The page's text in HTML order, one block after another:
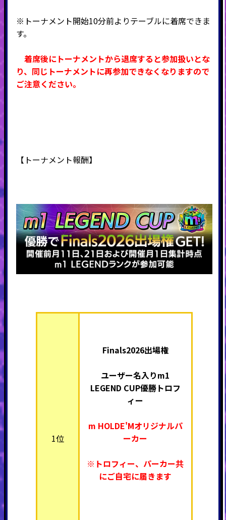
※トーナメント開始10分前よりテーブルに着席できま
す。
着席後にトーナメントから退席すると参加扱いとな
り、同じトーナメントに再参加できなくなりますので
ご注意ください。
【 トーナメント報酬】
1位
Finals2026出場権
ユーザー名入りm1
LEGEND CUP優勝トロフ
ィー
m HOLDE'Mオリジナルパ
ーカー
※トロフィー、パーカー共
にご自宅に届きます